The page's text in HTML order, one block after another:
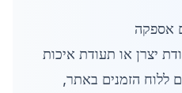
יצרן או תעודת איכות
הזמנים באתר,